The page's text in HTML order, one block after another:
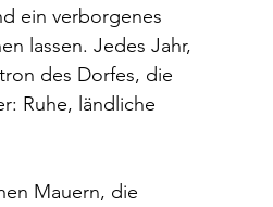
ein verborgenes
lassen. Jedes Jahr,
des Dorfes, die
Ruhe, ländliche
Mauern, die